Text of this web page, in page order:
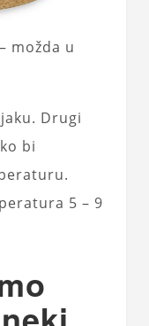
možda u
Drugi
bi
5 – 9